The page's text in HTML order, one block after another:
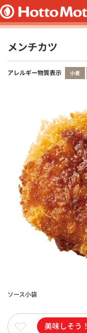
メンチカツ
アレルギー物質表示 小麦
ソース小袋
美味しそう！